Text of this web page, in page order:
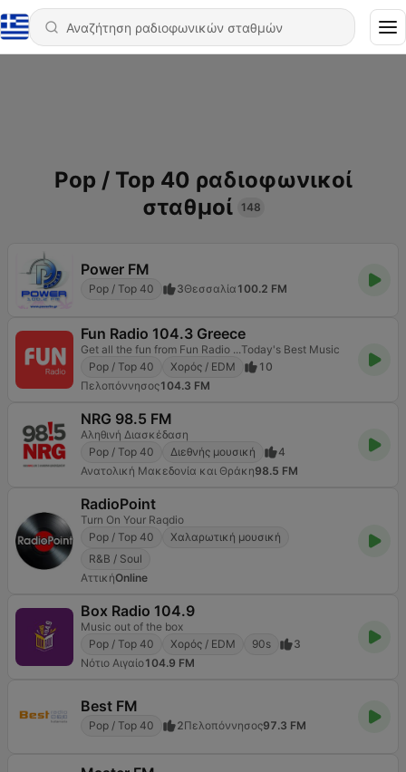
Pop / Top 40 ραδιοφωνικοί
σταθμοί
148
Power FM
Pop / Top 40 3Θεσσαλία 100.2 FM
Fun Radio 104.3 Greece
Get all the fun from Fun Radio ...Today's Best Music
Pop / Top 40
Χορός / EDM
10
Πελοπόννησος104.3 FM
NRG 98.5 FM
Αληθινή Διασκέδαση
Pop / Top 40
Διεθνής μουσική
4
Ανατολική Μακεδονία και Θράκη98.5 FM
RadioPoint
Turn On Your Raqdio
Pop / Top 40
Χαλαρωτική μουσική
R&B / Soul
ΑττικήOnline
Box Radio 104.9
Music out of the box
Pop / Top 40
Χορός / EDM 90s
3
Νότιο Αιγαίο104.9 FM
Best FM
Pop / Top 40 2Πελοπόννησος97.3 FM